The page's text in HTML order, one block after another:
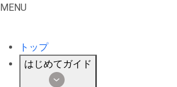
MENU
トップ
はじめてガイド